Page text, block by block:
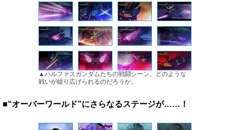
▲ハルファスガンダムたちの戦闘シーン。どのような
戦いが繰り広げられるのだろうか。
■“オーバーワールド”にさらなるステージが……！